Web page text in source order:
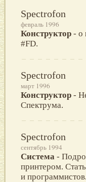
Spectrofon
февраль 1996
Конструктор - о
#FD.
Spectrofon
март 1996
Конструктор -
Спектрума.
Spectrofon
сентябрь 1994
Система -
принтером.
и программистов.